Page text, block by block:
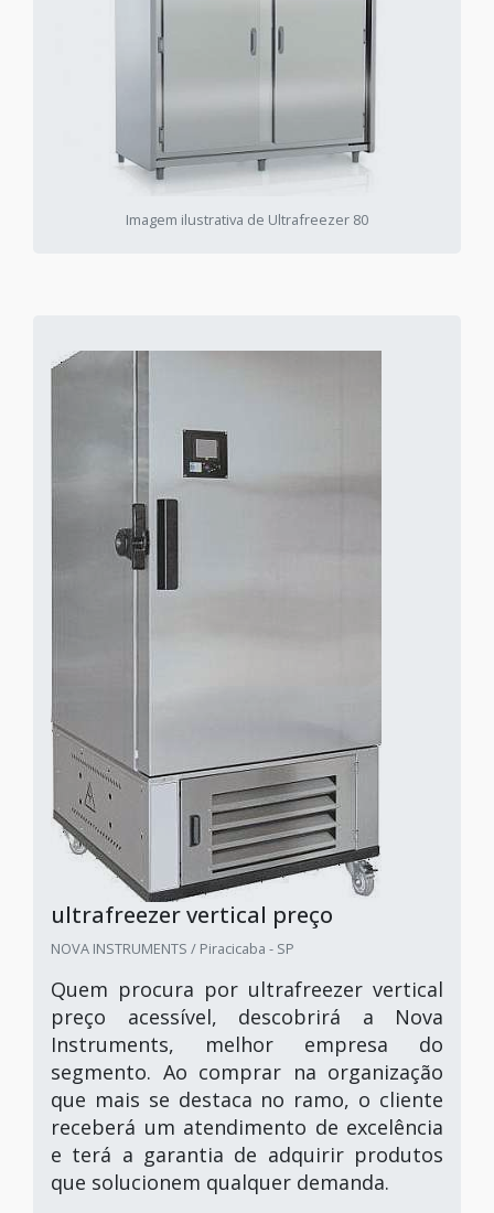
Imagem ilustrativa de Ultrafreezer 80
ultrafreezer vertical preço
NOVA INSTRUMENTS / Piracicaba - SP
Quem procura por ultrafreezer vertical
preço acessível, descobrirá a Nova
Instruments, melhor empresa do
segmento. Ao comprar na organização
que mais se destaca no ramo, o cliente
receberá um atendimento de excelência
e terá a garantia de adquirir produtos
que solucionem qualquer demanda.